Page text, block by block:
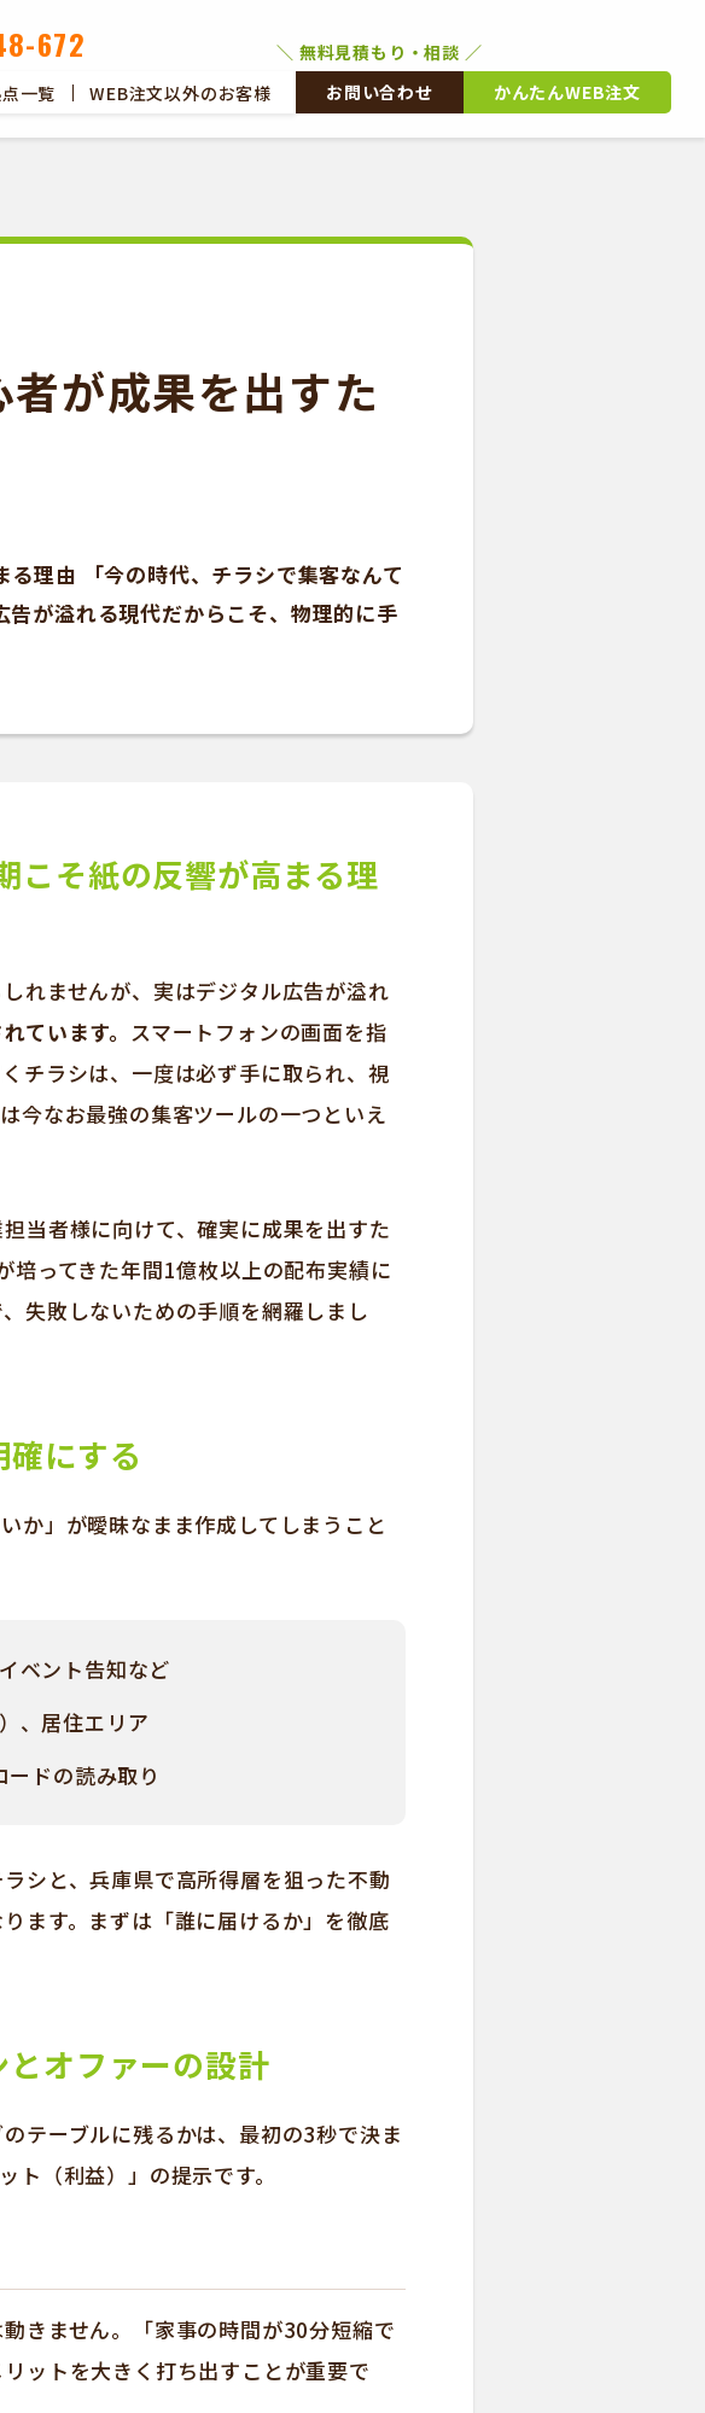
672
一覧 WEB注文以外のお客様 お問い合わせ かんたんWEB注文
が成果を出すた
理由 「今の時代、チラシで集客なんて
が溢れる現代だからこそ、物理的に手
こそ紙の反響が高まる理
れませんが、実はデジタル広告が溢れ
ています。 スマートフォンの画面を指
チラシは、一度は必ず手に取られ、視
今なお最強の集客ツールの一つといえ
当者様に向けて、確実に成果を出すた
培ってきた年間1億枚以上の配布実績に
失敗しないための手順を網羅しまし
にする
か」が曖昧なまま作成してしまうこと
ベント告知など
、居住エリア
ドの読み取り
シと、兵庫県で高所得層を狙った不動
ます。まずは「誰に届けるか」を徹底
オファーの設計
テーブルに残るかは、最初の3秒で決ま
ト（利益）」の提示です。
きません。「家事の時間が30分短縮で
ットを大きく打ち出すことが重要で